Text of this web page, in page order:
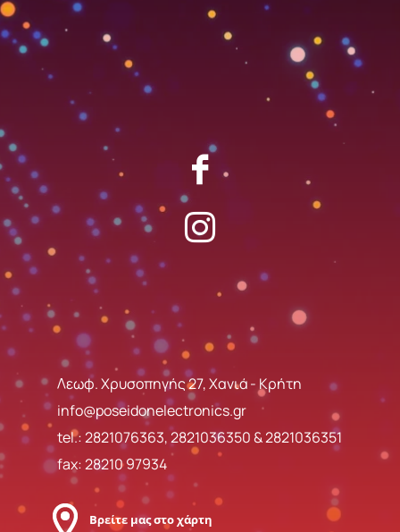
Λεωφ. Χρυσοπηγής 27, Χανιά - Κρήτη
info@poseidonelectronics.gr
tel.:2821076363,2821036350&2821036351
fax: 28210 97934
Βρείτε μας στο χάρτη